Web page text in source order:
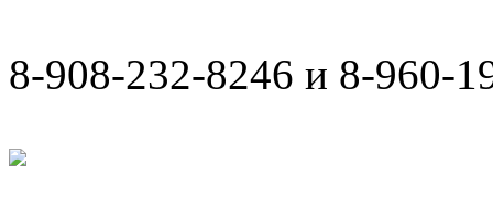
8-908-232-8246 и 8-960-